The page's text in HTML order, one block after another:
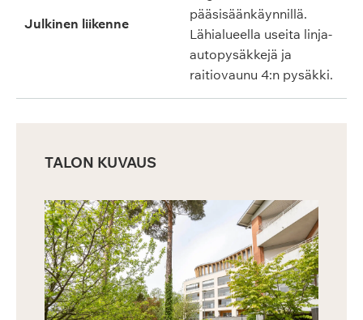
Julkinen liikenne
pääsisäänkäynnillä.
Lähialueella useita linja-
autopysäkkejä ja
raitiovaunu 4:n pysäkki.
TALON KUVAUS